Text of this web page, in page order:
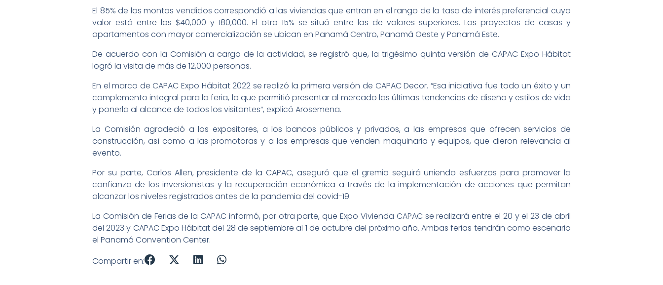
El 85% de los montos vendidos correspondió a las viviendas que entran en el rango de la tasa de interés preferencial cuyo
valor está entre los $40,000 y 180,000. El otro 15% se situó entre las de valores superiores. Los proyectos de casas y
apartamentos con mayor comercialización se ubican en Panamá Centro, Panamá Oeste y Panamá Este.
De acuerdo con la Comisión a cargo de la actividad, se registró que, la trigésimo quinta versión de CAPAC Expo Hábitat
logró la visita de más de 12,000 personas.
En el marco de CAPAC Expo Hábitat 2022 se realizó la primera versión de CAPAC Decor. “Esa iniciativa fue todo un éxito y un
complemento integral para la feria, lo que permitió presentar al mercado las últimas tendencias de diseño y estilos de vida
y ponerla al alcance de todos los visitantes”, explicó Arosemena.
La Comisión agradeció a los expositores, a los bancos públicos y privados, a las empresas que ofrecen servicios de
construcción, así como a las promotoras y a las empresas que venden maquinaria y equipos, que dieron relevancia al
evento.
Por su parte, Carlos Allen, presidente de la CAPAC, aseguró que el gremio seguirá uniendo esfuerzos para promover la
confianza de los inversionistas y la recuperación económica a través de la implementación de acciones que permitan
alcanzar los niveles registrados antes de la pandemia del covid-19.
La Comisión de Ferias de la CAPAC informó, por otra parte, que Expo Vivienda CAPAC se realizará entre el 20 y el 23 de abril
del 2023 y CAPAC Expo Hábitat del 28 de septiembre al 1 de octubre del próximo año. Ambas ferias tendrán como escenario
el Panamá Convention Center.
Compartir en: